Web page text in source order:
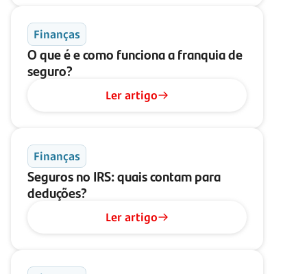
Finanças
O que é e como funciona a franquia de
seguro?
Ler artigo
Finanças
Seguros no IRS: quais contam para
deduções?
Ler artigo